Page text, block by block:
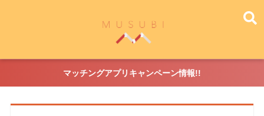
マッチングアプリキャンペーン情報!!